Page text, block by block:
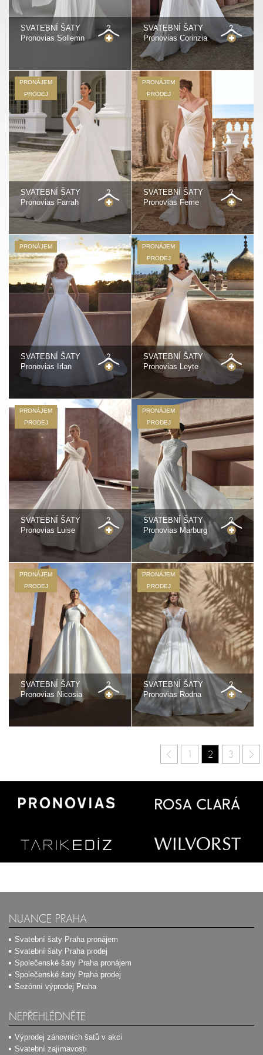
SVATEBNÍ ŠATY
Pronovias Sollemn
SVATEBNÍ ŠATY
Pronovias Corinzia
PRONÁJEM
PRODEJ
SVATEBNÍ ŠATY
Pronovias Farrah
PRONÁJEM
PRODEJ
SVATEBNÍ ŠATY
Pronovias Feme
PRONÁJEM
SVATEBNÍ ŠATY
Pronovias Irlan
PRONÁJEM
PRODEJ
SVATEBNÍ ŠATY
Pronovias Leyte
PRONÁJEM
PRODEJ
SVATEBNÍ ŠATY
Pronovias Luise
PRONÁJEM
PRODEJ
SVATEBNÍ ŠATY
Pronovias Marburg
PRONÁJEM
PRODEJ
SVATEBNÍ ŠATY
Pronovias Nicosia
PRONÁJEM
PRODEJ
SVATEBNÍ ŠATY
Pronovias Rodna
1 2 3
NUANCE PRAHA
Svatební šaty Praha pronájem
Svatební šaty Praha prodej
Společenské šaty Praha pronájem
Společenské šaty Praha prodej
Sezónní výprodej Praha
NEPŘEHLÉDNĚTE
Výprodej zánovních šatů v akci
Svatební zajímavosti